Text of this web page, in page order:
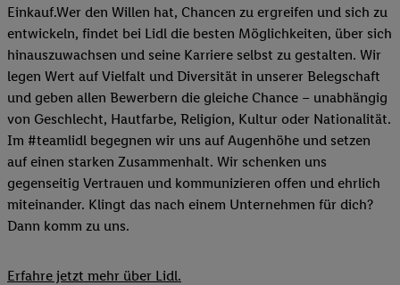
Einkauf.Wer den Willen hat, Chancen zu ergreifen und sich zu
entwickeln, findet bei Lidl die besten Möglichkeiten, über sich
hinauszuwachsen und seine Karriere selbst zu gestalten. Wir
legen Wert auf Vielfalt und Diversität in unserer Belegschaft
und geben allen Bewerbern die gleiche Chance – unabhängig
von Geschlecht, Hautfarbe, Religion, Kultur oder Nationalität.
Im #teamlidl begegnen wir uns auf Augenhöhe und setzen
auf einen starken Zusammenhalt. Wir schenken uns
gegenseitig Vertrauen und kommunizieren offen und ehrlich
miteinander. Klingt das nach einem Unternehmen für dich?
Dann komm zu uns.​
Erfahre jetzt mehr über Lidl.